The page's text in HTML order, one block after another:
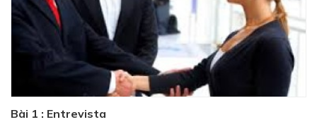
Bài 1 : Entrevista